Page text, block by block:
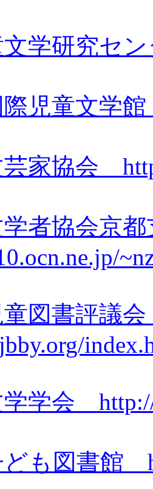
学研究セ
際児童文学
芸家協会
学者協会京
童図書評議
学学会
ども図書館